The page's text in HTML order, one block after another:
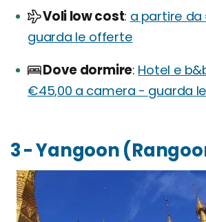
Voli low cost a partire da
guarda le offerte
Dove dormire Hotel e
€45,00 a camera - guarda
3 - Yangoon